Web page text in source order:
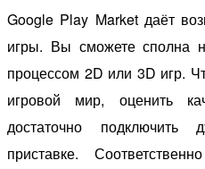
Google Play Market даёт
игры. Вы сможете сполна
процессом 2D или 3D игр.
игровой мир, оценить
достаточно
приставке.